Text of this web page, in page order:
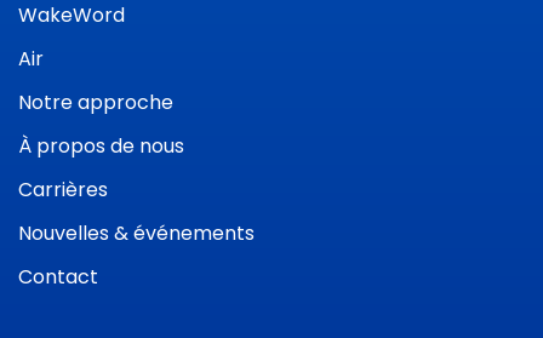
WakeWord
Air
Notre approche
À propos de nous
Carrières
Nouvelles & événements
Contact